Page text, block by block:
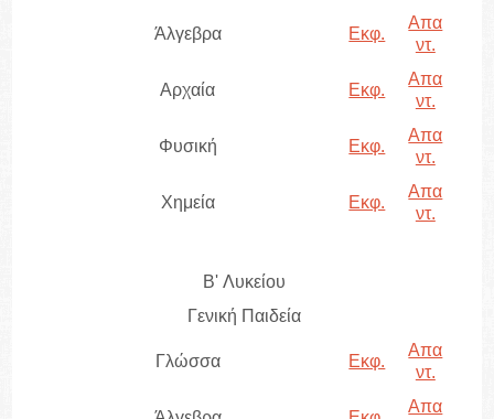
Άλγεβρα Εκφ.
Απα
ντ.
Αρχαία Εκφ.
Απα
ντ.
Φυσική Εκφ.
Απα
ντ.
Χημεία Εκφ.
Απα
ντ.
B' Λυκείου
Γενική Παιδεία
Γλώσσα Εκφ.
Απα
ντ.
Απα